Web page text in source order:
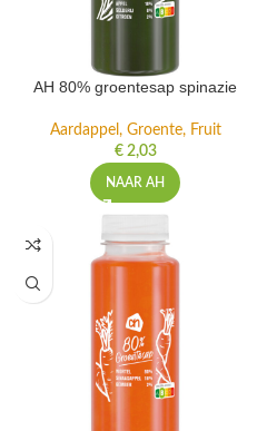
AH 80% groentesap spinazie
Aardappel, Groente, Fruit
€2,03
NAAR AH